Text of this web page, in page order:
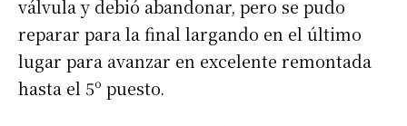
válvula y debió abandonar, pero se pudo
reparar para la final largando en el último
lugar para avanzar en excelente remontada
hasta el 5º puesto.